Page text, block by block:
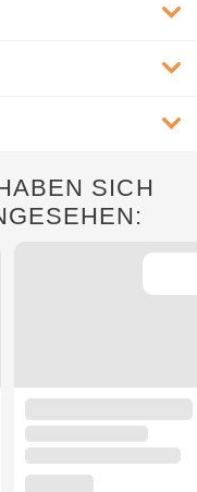
SICH